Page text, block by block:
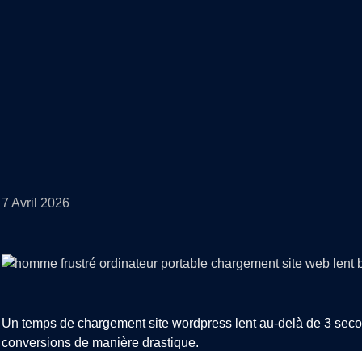
7 Avril 2026
Un temps de chargement site wordpress lent au-delà de 3
conversions de manière drastique.